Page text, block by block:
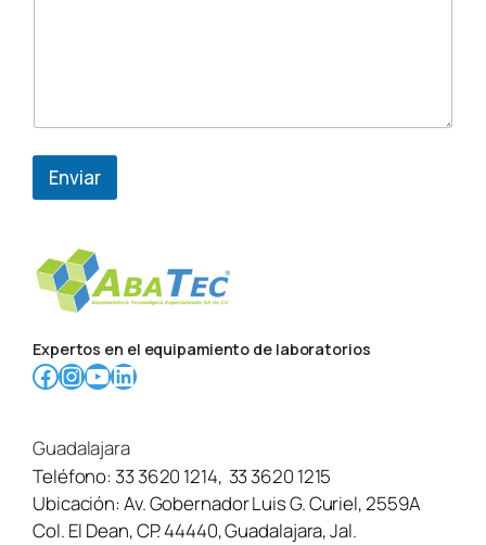
Enviar
Expertos en el equipamiento de laboratorios
Facebook InstagramYouTube LinkedIn
Guadalajara
Teléfono:33 3620 1214, 33 3620 1215
Ubicación:Av. Gobernador Luis G. Curiel, 2559A
Col. El Dean, CP. 44440, Guadalajara, Jal.